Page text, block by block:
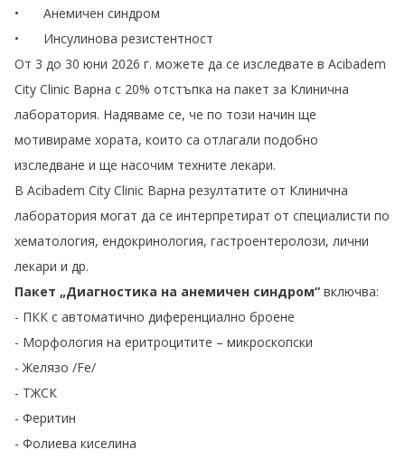
•
Анемичен синдром
•
Инсулинова резистентност
От 3 до 30 юни 2026 г. можете да се изследвате в Acibadem
City Clinic Варна с 20% отстъпка на пакет за Клинична
лаборатория. Надяваме се, че по този начин ще
мотивираме хората, които са отлагали подобно
изследване и ще насочим техните лекари.
В Acibadem City Clinic Варна резултатите от Клинична
лаборатория могат да се интерпретират от специалисти по
хематология, ендокринология, гастроентеролози, лични
лекари и др.
Пакет „Диагностика на анемичен синдром“ включва:
- ПКК с автоматично диференциално броене
- Морфология на еритроцитите – микроскопски
- Желязо /Fe/
- ТЖСК
- Феритин
- Фолиева киселина